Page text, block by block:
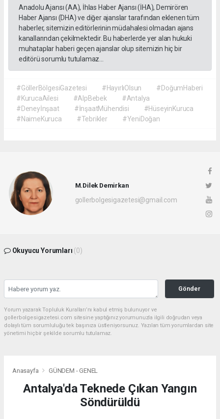
Anadolu Ajansı (AA), İhlas Haber Ajansı (İHA), Demirören
Haber Ajansı (DHA) ve diğer ajanslar tarafından eklenen tüm
haberler, sitemizin editörlerinin müdahalesi olmadan ajans
kanallarından çekilmektedir. Bu haberlerde yer alan hukuki
muhataplar haberi geçen ajanslar olup sitemizin hiç bir
editörü sorumlu tutulamaz...
#GöllerBölgesiGazetesi #HayırlıOlsun
#DoğumHaberi
#KurucaAilesi
#AlpBebek
#Antalya
#Deneyİnşaat
#İnşaatMühendisi
#HüseyinKuruca
#NaimeKuruca
#Tebrikler #YeniDoğan
M.Dilek Demirkan
gollerbolgesigazetesi@gmail.com
Okuyucu Yorumları (0)
Gönder
Yorum yazarak Topluluk Kuralları’nı kabul etmiş bulunuyor ve
gollerbolgesigazetesi.com sitesine yaptığınız yorumunuzla ilgili doğrudan veya
dolaylı tüm sorumluluğu tek başınıza üstleniyorsunuz. Yazılan tüm yorumlardan site
yönetimi hiçbir şekilde sorumlu tutulamaz.
Anasayfa GÜNDEM - GENEL
Antalya'da Teknede Çıkan Yangın
Söndürüldü